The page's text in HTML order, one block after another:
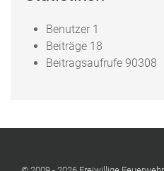
Benutzer 1
Beiträge 18
Beitragsaufrufe 90308